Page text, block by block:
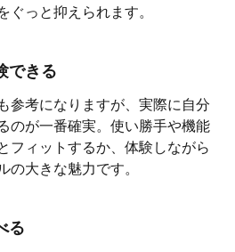
っと抑えられます。
できる
参考になりますが、実際に自分
のが一番確実。使い勝手や機能
フィットするか、体験しながら
の大きな魅力です。
る